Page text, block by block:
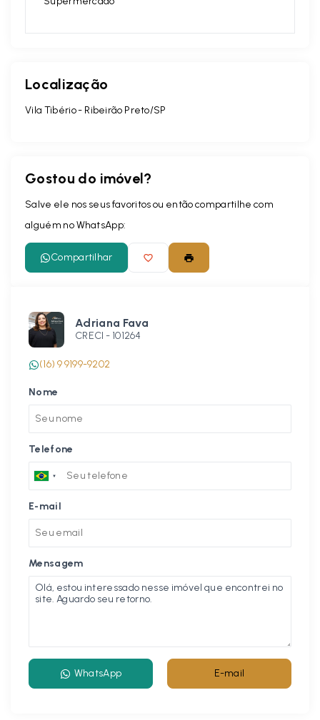
Localização
Vila Tibério - Ribeirão Preto/SP
Gostou do imóvel?
Salve ele nos seus favoritos ou então compartilhe com
alguém no WhatsApp:
Compartilhar
Adriana Fava
CRECI - 101264
(16) 9 9199-9202
Nome
Telefone
E-mail
Mensagem
WhatsApp E-mail